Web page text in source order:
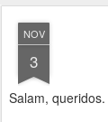
NOV
3
Salam, queridos.